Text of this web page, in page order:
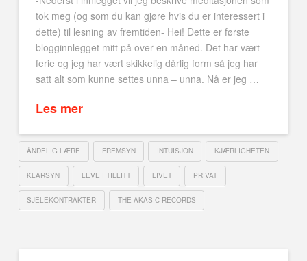
tok meg (og som du kan gjøre hvis du er interessert i
dette) til lesning av fremtiden- Hei! Dette er første
blogginnlegget mitt på over en måned. Det har vært
ferie og jeg har vært skikkelig dårlig form så jeg har
satt alt som kunne settes unna – unna. Nå er jeg …
Les mer
ÅNDELIG LÆRE FREMSYN INTUISJON KJÆRLIGHETEN
KLARSYN LEVE I TILLITT LIVET PRIVAT
SJELEKONTRAKTER THE AKASIC RECORDS